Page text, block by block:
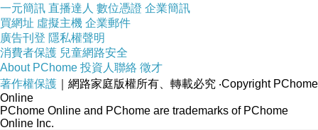
一元簡訊 直播達人 數位憑證 企業簡訊
買網址 虛擬主機 企業郵件
廣告刊登 隱私權聲明
消費者保護 兒童網路安全
About PChome 投資人聯絡 徵才
著作權保護 ｜網路家庭版權所有、轉載必究 ‧Copyright PChome
Online
PChome Online and PChome are trademarks of PChome
Online Inc.